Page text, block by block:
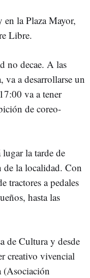
en la Plaza Mayor,
Libre.
no decae. A las
va a desarrollarse un
va a tener
de coreo-
la tarde de
de la localidad. Con
tractores a pedales
hasta las
de Cultura y desde
creativo vivencial